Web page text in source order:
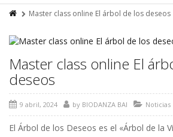
Master class online El árbol de los deseos
Master class online El
deseos
9 abril, 2024 by BIODANZA BAI Noticias
El Árbol de los Deseos es el «Árbol de la